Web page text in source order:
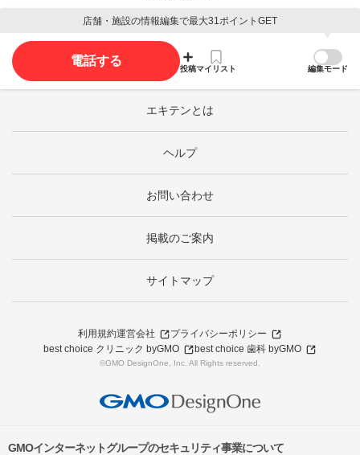
店舗・施設の情報編集で最大31ポイントGET
電話する
投稿マイリスト 編集モード
エキテンとは
ヘルプ
お問い合わせ
掲載のご案内
サイトマップ
利用規約運営会社
プライバシーポリシー
best choice クリニック byGMO
best choice 歯科 byGMO
©GMO DesignOne, Inc. All Rights reserved.
GMOインターネットグループのセキュリティ事業について